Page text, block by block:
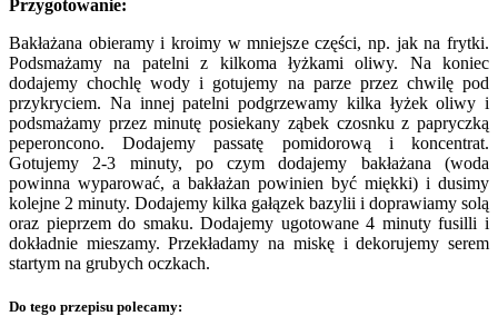
Przygotowanie:
Bakłażana obieramy i kroimy w mniejsze części, np. jak na frytki.
Podsmażamy na patelni z kilkoma łyżkami oliwy. Na koniec
dodajemy chochlę wody i gotujemy na parze przez chwilę pod
przykryciem. Na innej patelni podgrzewamy kilka łyżek oliwy i
podsmażamy przez minutę posiekany ząbek czosnku z papryczką
peperoncono. Dodajemy passatę pomidorową i koncentrat.
Gotujemy 2-3 minuty, po czym dodajemy bakłażana (woda
powinna wyparować, a bakłażan powinien być miękki) i dusimy
kolejne 2 minuty. Dodajemy kilka gałązek bazylii i doprawiamy solą
oraz pieprzem do smaku. Dodajemy ugotowane 4 minuty fusilli i
dokładnie mieszamy. Przekładamy na miskę i dekorujemy serem
startym na grubych oczkach.
Do tego przepisu polecamy: